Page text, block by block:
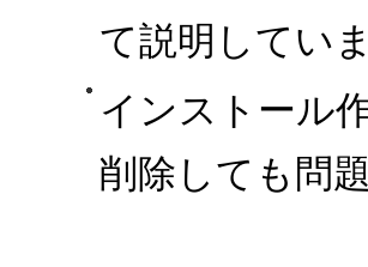
て説明していま
インストール
削除しても問